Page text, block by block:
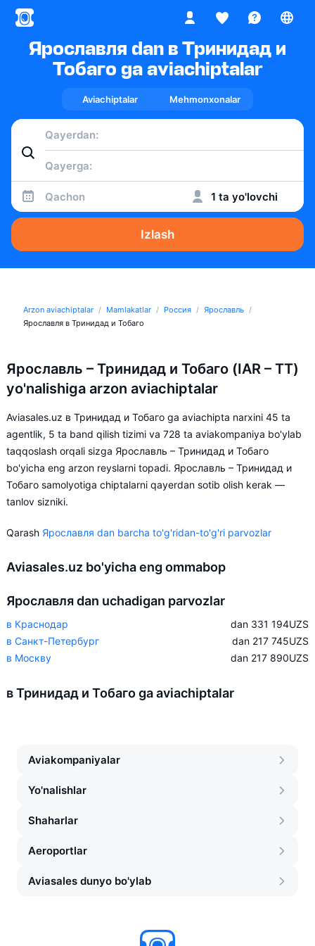
Ярославля dan в Тринидад и
Тобаго ga aviachiptalar
Aviachiptalar Mehmonxonalar
Qachon 1 ta yo'lovchi
Izlash
Arzon aviachiptalar Mamlakatlar Россия
Ярославль
Ярославля в Тринидад и Тобаго
Ярославль – Тринидад и Тобаго (IAR – TT)
yo'nalishiga arzon aviachiptalar
Aviasales.uz в Тринидад и Тобаго ga aviachipta narxini 45 ta
agentlik, 5 ta band qilish tizimi va 728 ta aviakompaniya bo'ylab
taqqoslash orqali sizga Ярославль – Тринидад и Тобаго
bo'yicha eng arzon reyslarni topadi. Ярославль – Тринидад и
Тобаго samolyotiga chiptalarni qayerdan sotib olish kerak —
tanlov sizniki.
Qarash Ярославля dan barcha to'g'ridan-to'g'ri parvozlar
Aviasales.uz bo'yicha eng ommabop
Ярославля dan uchadigan parvozlar
в Краснодар dan 331 194UZS
в Санкт-Петербург
dan 217 745UZS
в Москву
dan 217 890UZS
в Тринидад и Тобаго ga aviachiptalar
Aviakompaniyalar
Yo'nalishlar
Shaharlar
Aeroportlar
Aviasales dunyo bo'ylab